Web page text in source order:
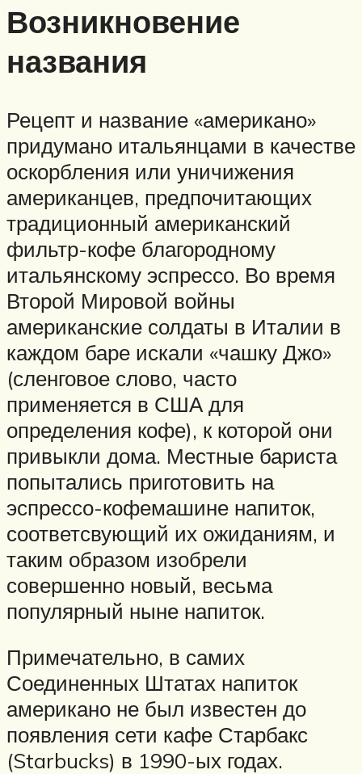
Возникновение
названия
Рецепт и название «американо»
придумано итальянцами в качестве
оскорбления или уничижения
американцев, предпочитающих
традиционный американский
фильтр-кофе благородному
итальянскому эспрессо. Во время
Второй Мировой войны
американские солдаты в Италии в
каждом баре искали «чашку Джо»
(сленговое слово, часто
применяется в США для
определения кофе), к которой они
привыкли дома. Местные бариста
попытались приготовить на
эспрессо-кофемашине напиток,
соответсвующий их ожиданиям, и
таким образом изобрели
совершенно новый, весьма
популярный ныне напиток.
Примечательно, в самих
Соединенных Штатах напиток
американо не был известен до
появления сети кафе Старбакс
(Starbucks) в 1990-ых годах.